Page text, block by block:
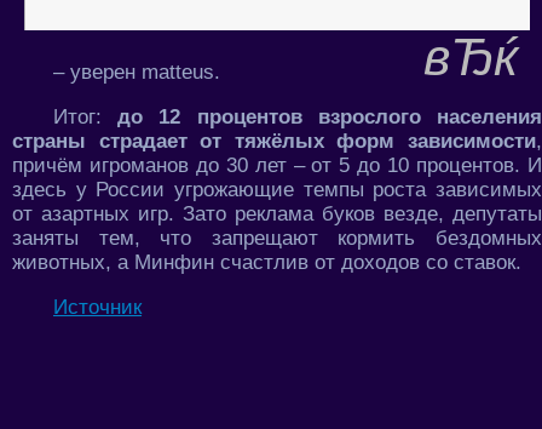
– уверен matteus.
Итог: до 12 процентов взрослого населения
страны страдает от тяжёлых форм зависимости,
причём игроманов до 30 лет – от 5 до 10 процентов. И
здесь у России угрожающие темпы роста зависимых
от азартных игр. Зато реклама буков везде, депутаты
заняты тем, что запрещают кормить бездомных
животных, а Минфин счастлив от доходов со ставок.
Источник